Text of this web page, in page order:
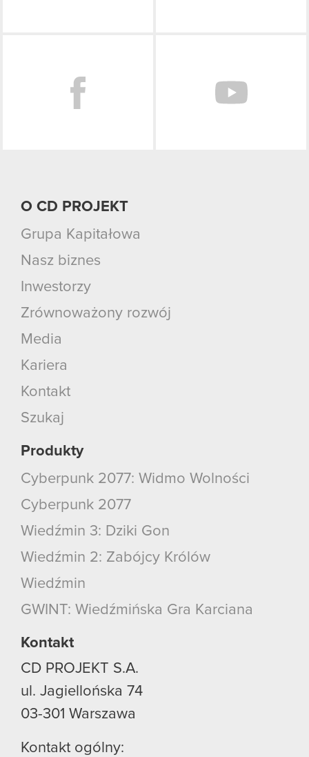
O CD PROJEKT
Grupa Kapitałowa
Nasz biznes
Inwestorzy
Zrównoważony rozwój
Media
Kariera
Kontakt
Szukaj
Produkty
Cyberpunk 2077: Widmo Wolności
Cyberpunk 2077
Wiedźmin 3: Dziki Gon
Wiedźmin 2: Zabójcy Królów
Wiedźmin
GWINT: Wiedźmińska Gra Karciana
Kontakt
CD PROJEKT S.A.
ul. Jagiellońska 74
03-301 Warszawa
Kontakt ogólny: